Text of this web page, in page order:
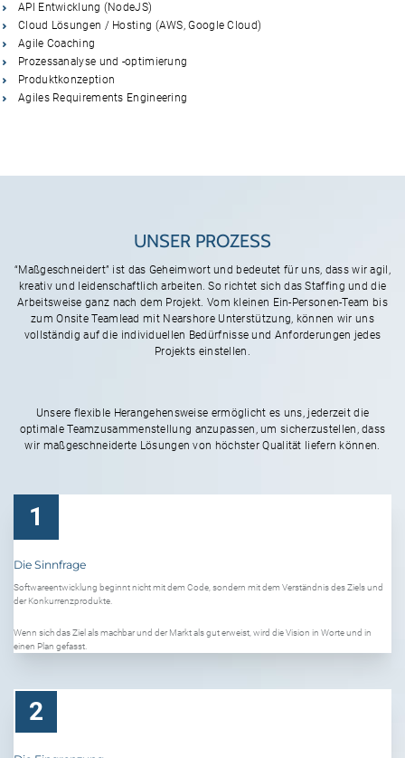
API Entwicklung (NodeJS)
Cloud Lösungen / Hosting (AWS, Google Cloud)
Agile Coaching
Prozessanalyse und -optimierung
Produktkonzeption
Agiles Requirements Engineering
UNSER PROZESS
“Maßgeschneidert” ist das Geheimwort und bedeutet für uns, dass wir agil,
kreativ und leidenschaftlich arbeiten. So richtet sich das Staffing und die
Arbeitsweise ganz nach dem Projekt. Vom kleinen Ein-Personen-Team bis
zum Onsite Teamlead mit Nearshore Unterstützung, können wir uns
vollständig auf die individuellen Bedürfnisse und Anforderungen jedes
Projekts einstellen.
Unsere flexible Herangehensweise ermöglicht es uns, jederzeit die
optimale Teamzusammenstellung anzupassen, um sicherzustellen, dass
wir maßgeschneiderte Lösungen von höchster Qualität liefern können.
1
Die Sinnfrage
Softwareentwicklung beginnt nicht mit dem Code, sondern mit dem Verständnis des Ziels und
der Konkurrenzprodukte.
Wenn sich das Ziel als machbar und der Markt als gut erweist, wird die Vision in Worte und in
einen Plan gefasst.
2